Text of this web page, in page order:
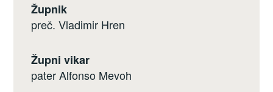
Župnik
preč. Vladimir Hren
Župni vikar
pater Alfonso Mevoh